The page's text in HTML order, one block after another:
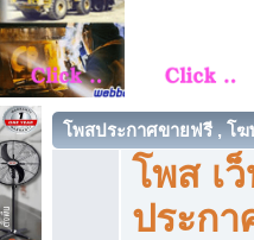
โพสประกาศขายฟรี , โ
โพส เ
ประก